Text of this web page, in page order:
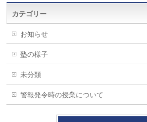
カテゴリー
お知らせ
塾の様子
未分類
警報発令時の授業について